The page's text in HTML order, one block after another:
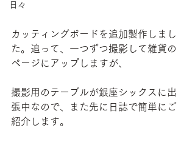
日々
カッティングボードを追加製作しまし
た。追って、一つずつ撮影して雑貨の
ページにアップしますが、
撮影用のテーブルが銀座シックスに出
張中なので、また先に日誌で簡単にご
紹介します。